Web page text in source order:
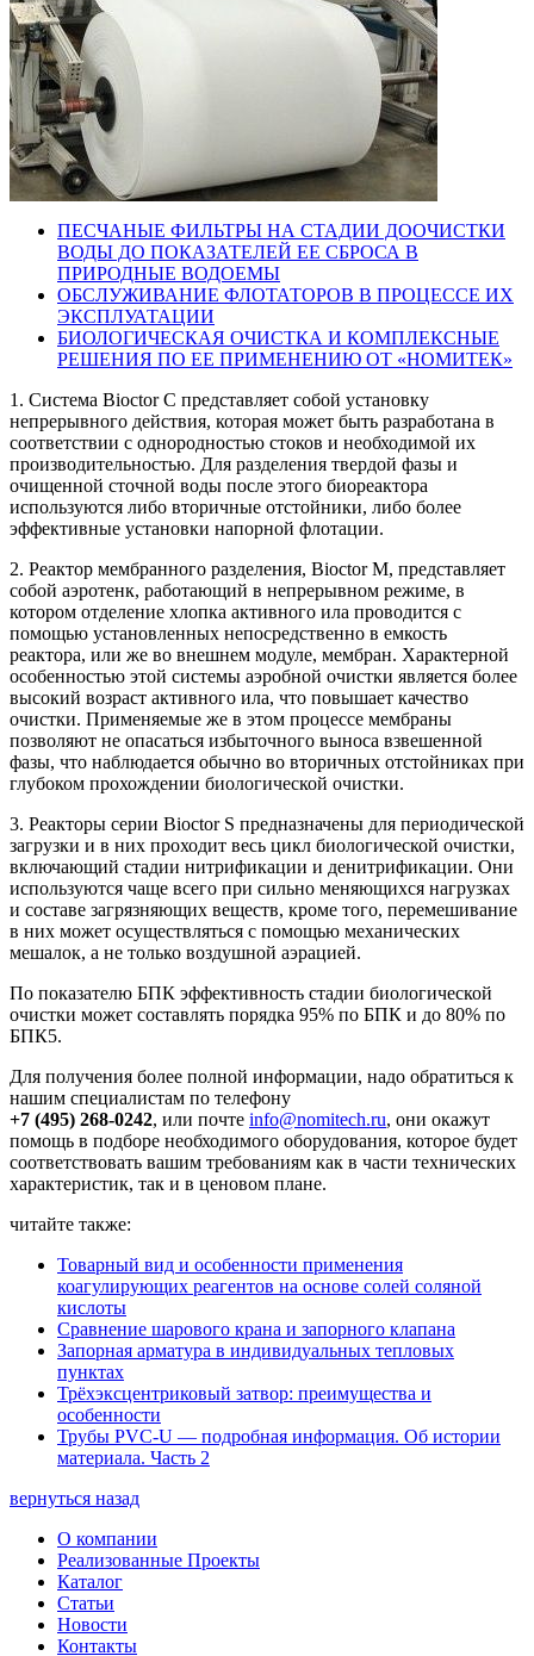
ПЕСЧАНЫЕ ФИЛЬТРЫ НА СТАДИИ ДООЧИСТКИ
ВОДЫ ДО ПОКАЗАТЕЛЕЙ ЕЕ СБРОСА В
ПРИРОДНЫЕ ВОДОЕМЫ
ОБСЛУЖИВАНИЕ ФЛОТАТОРОВ В ПРОЦЕССЕ ИХ
ЭКСПЛУАТАЦИИ
БИОЛОГИЧЕСКАЯ ОЧИСТКА И КОМПЛЕКСНЫЕ
РЕШЕНИЯ ПО ЕЕ ПРИМЕНЕНИЮ ОТ «НОМИТЕК»
1. Система Bioctor C представляет собой установку
непрерывного действия, которая может быть разработана в
соответствии с однородностью стоков и необходимой их
производительностью. Для разделения твердой фазы и
очищенной сточной воды после этого биореактора
используются либо вторичные отстойники, либо более
эффективные установки напорной флотации.
2. Реактор мембранного разделения, Bioctor M, представляет
собой аэротенк, работающий в непрерывном режиме, в
котором отделение хлопка активного ила проводится с
помощью установленных непосредственно в емкость
реактора, или же во внешнем модуле, мембран. Характерной
особенностью этой системы аэробной очистки является более
высокий возраст активного ила, что повышает качество
очистки. Применяемые же в этом процессе мембраны
позволяют не опасаться избыточного выноса взвешенной
фазы, что наблюдается обычно во вторичных отстойниках при
глубоком прохождении биологической очистки.
3. Реакторы серии Bioctor S предназначены для периодической
загрузки и в них проходит весь цикл биологической очистки,
включающий стадии нитрификации и денитрификации. Они
используются чаще всего при сильно меняющихся нагрузках
и составе загрязняющих веществ, кроме того, перемешивание
в них может осуществляться с помощью механических
мешалок, а не только воздушной аэрацией.
По показателю БПК эффективность стадии биологической
очистки может составлять порядка 95% по БПК и до 80% по
БПК5.
Для получения более полной информации, надо обратиться к
нашим специалистам по телефону
+7 (495) 268-0242, или почте info@nomitech.ru, они окажут
помощь в подборе необходимого оборудования, которое будет
соответствовать вашим требованиям как в части технических
характеристик, так и в ценовом плане.
читайте также:
Товарный вид и особенности применения
коагулирующих реагентов на основе солей соляной
кислоты
Сравнение шарового крана и запорного клапана
Запорная арматура в индивидуальных тепловых
пунктах
Трёхэксцентриковый затвор: преимущества и
особенности
Трубы PVC-U — подробная информация. Об истории
материала. Часть 2
вернуться назад
О компании
Реализованные Проекты
Каталог
Статьи
Новости
Контакты